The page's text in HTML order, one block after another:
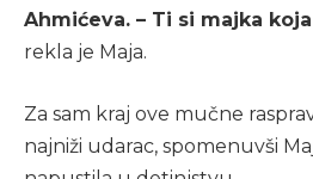
Ahmićeva. – Ti si majka
rekla je Maja.
Za sam kraj ove mučne
najniži udarac, spomenuvši